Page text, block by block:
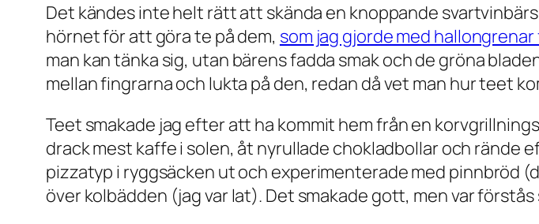
Det kändes inte helt rätt att skända en knoppande
hörnet för att göra te på dem, som jag gjorde med
man kan tänka sig, utan bärens fadda smak och de gröna
mellan fingrarna och lukta på den, redan då vet man hur teet
Teet smakade jag efter att ha kommit hem från en
drack mest kaffe i solen, åt nyrullade chokladbollar och rände
pizzatyp i ryggsäcken ut och experimenterade med pinnbröd
över kolbädden (jag var lat). Det smakade gott, men var